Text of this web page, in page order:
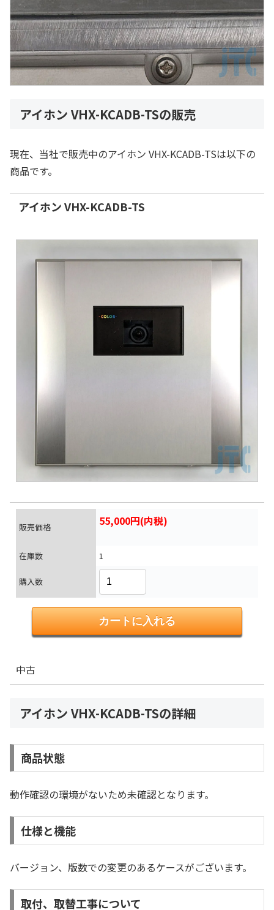
アイホン VHX-KCADB-TSの販売
現在、当社で販売中のアイホン VHX-KCADB-TSは以下の
商品です。
アイホン VHX-KCADB-TS
販売価格 55,000円(内税)
在庫数 1
購入数
中古
アイホン VHX-KCADB-TSの詳細
商品状態
動作確認の環境がないため未確認となります。
仕様と機能
バージョン、版数での変更のあるケースがございます。
取付、取替工事について